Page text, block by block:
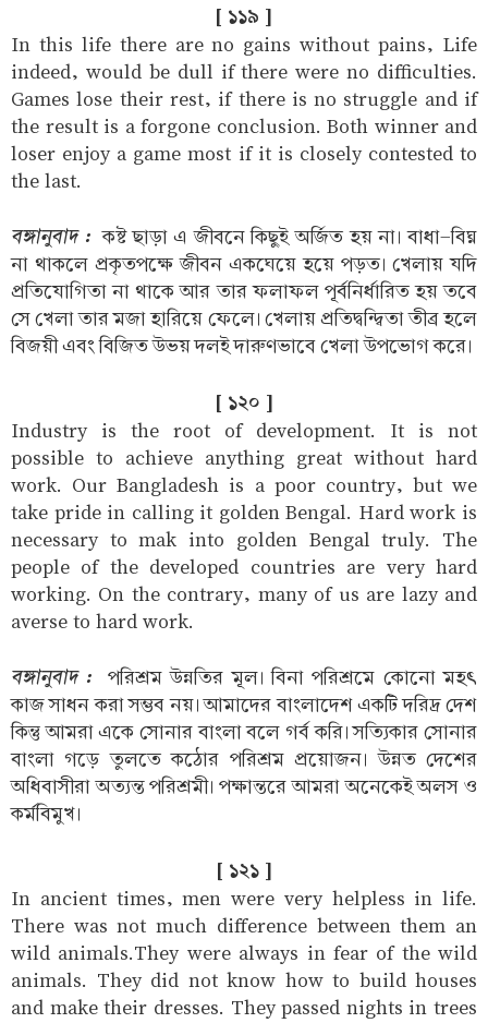
[ ১১৯ ]
In this life there are no gains without pains, Life
indeed, would be dull if there were no difficulties.
Games lose their rest, if there is no struggle and if
the result is a forgone conclusion. Both winner and
loser enjoy a game most if it is closely contested to
the last.
বঙ্গানুবাদ : কষ্ট ছাড়া এ জীবনে কিছুই অর্জিত হয় না। বাধা-বিঘ্ন
না থাকলে প্রকৃতপক্ষে জীবন একঘেয়ে হয়ে পড়ত। খেলায় যদি
প্রতিযোগিতা না থাকে আর তার ফলাফল পূর্বনির্ধারিত হয় তবে
সে খেলা তার মজা হারিয়ে ফেলে। খেলায় প্রতিদ্বন্দ্বিতা তীব্র হলে
বিজয়ী এবং বিজিত উভয় দলই দারুণভাবে খেলা উপভোগ করে।
[ ১২০ ]
Industry is the root of development. It is not
possible to achieve anything great without hard
work. Our Bangladesh is a poor country, but we
take pride in calling it golden Bengal. Hard work is
necessary to mak into golden Bengal truly. The
people of the developed countries are very hard
working. On the contrary, many of us are lazy and
averse to hard work.
বঙ্গানুবাদ : পরিশ্রম উন্নতির মূল। বিনা পরিশ্রমে কোনো মহৎ
কাজ সাধন করা সম্ভব নয়। আমাদের বাংলাদেশ একটি দরিদ্র দেশ
কিন্তু আমরা একে সোনার বাংলা বলে গর্ব করি। সত্যিকার সোনার
বাংলা গড়ে তুলতে কঠোর পরিশ্রম প্রয়োজন। উন্নত দেশের
অধিবাসীরা অত্যন্ত পরিশ্রমী। পক্ষান্তরে আমরা অনেকেই অলস ও
কর্মবিমুখ।
[ ১২১ ]
In ancient times, men were very helpless in life.
There was not much difference between them an
wild animals.They were always in fear of the wild
animals. They did not know how to build houses
and make their dresses. They passed nights in trees